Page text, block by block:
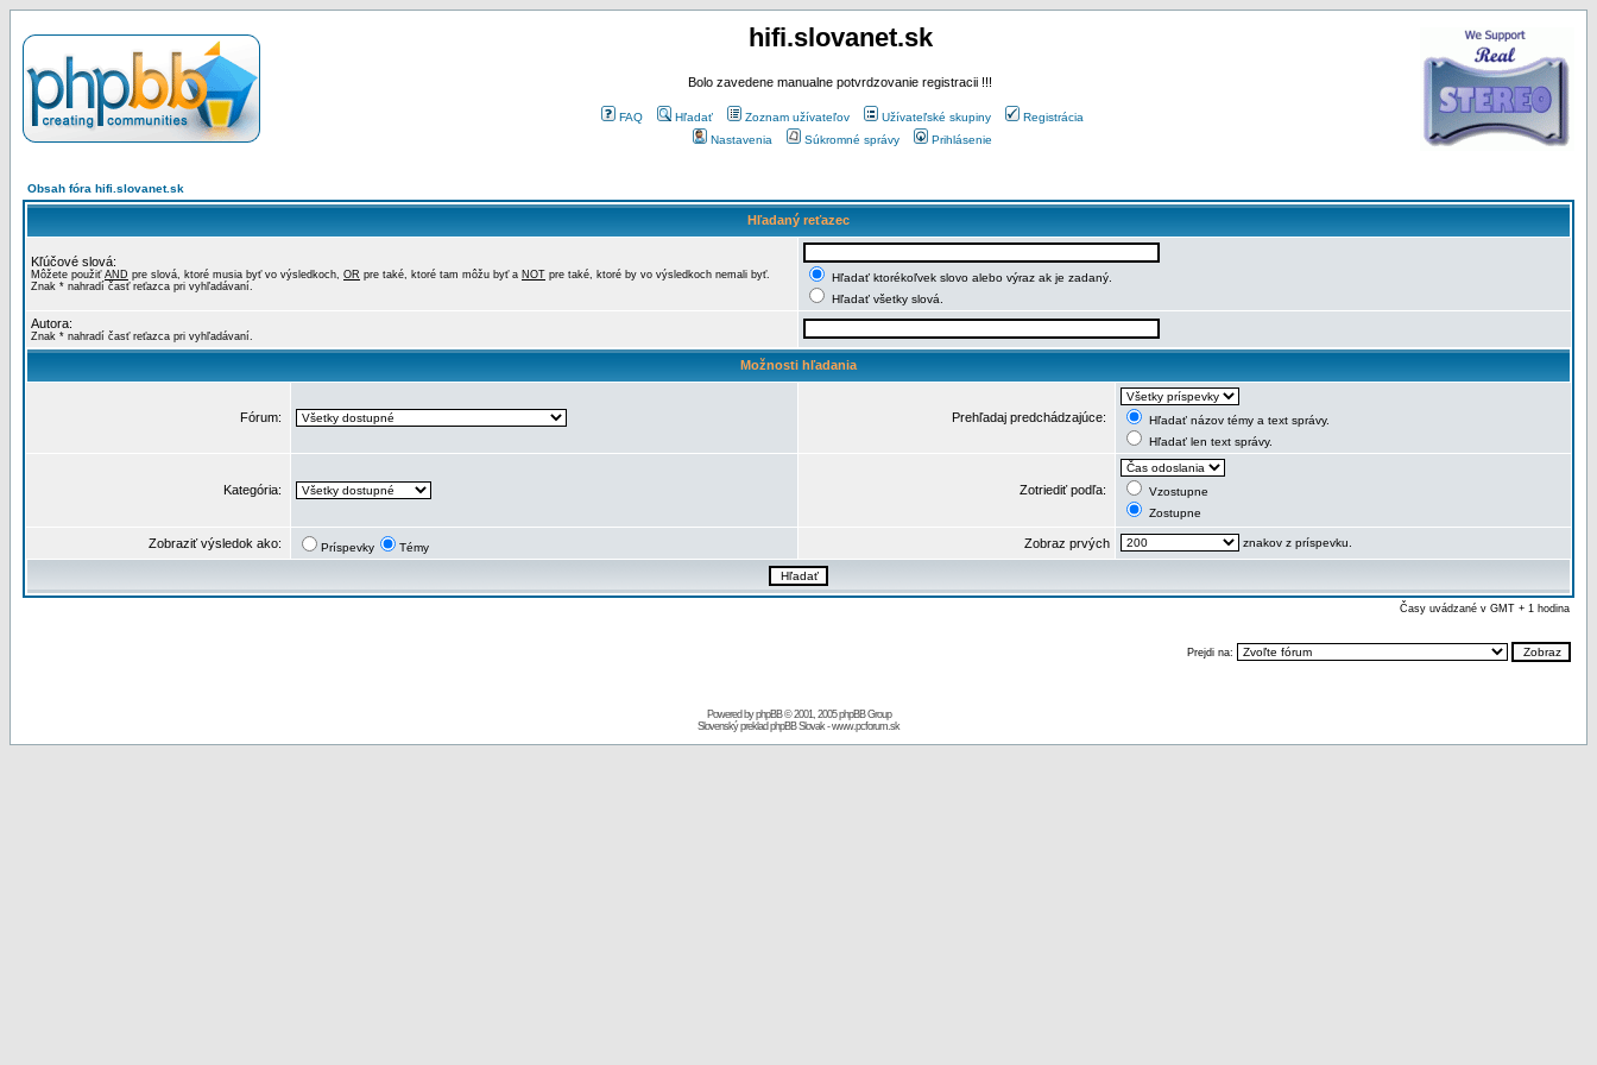
hifi.slovanet.sk
Bolo zavedene manualne potvrdzovanie registracii !!!
FAQ Hľadať Zoznam užívateľov Užívateľské skupiny
Registrácia
Nastavenia
Súkromné správy Prihlásenie
Obsah fóra hifi.slovanet.sk
Hľadaný reťazec
Kľúčové slová:
Môžete použiť AND pre slová, ktoré musia byť vo výsledkoch, OR pre také, ktoré tam môžu byť a NOT pre také, ktoré by vo výsledkoch nemali byť.
Znak * nahradí časť reťazca pri vyhľadávaní.
Hľadať ktorékoľvek slovo alebo výraz ak je zadaný.
Hľadať všetky slová.
Autora:
Znak * nahradí časť reťazca pri vyhľadávaní.
Možnosti hľadania
Fórum: Prehľadaj predchádzajúce:
Hľadať názov témy a text správy.
Hľadať len text správy.
Kategória: Zotriediť podľa:
Vzostupne
Zostupne
Zobraziť výsledok ako: Príspevky Témy Zobraz prvých znakov z príspevku.
Časy uvádzané v GMT + 1 hodina
Prejdi na:
Powered byphpBB© 2001, 2005 phpBB Group
Slovenský preklad phpBB Slovak-www.pcforum.sk